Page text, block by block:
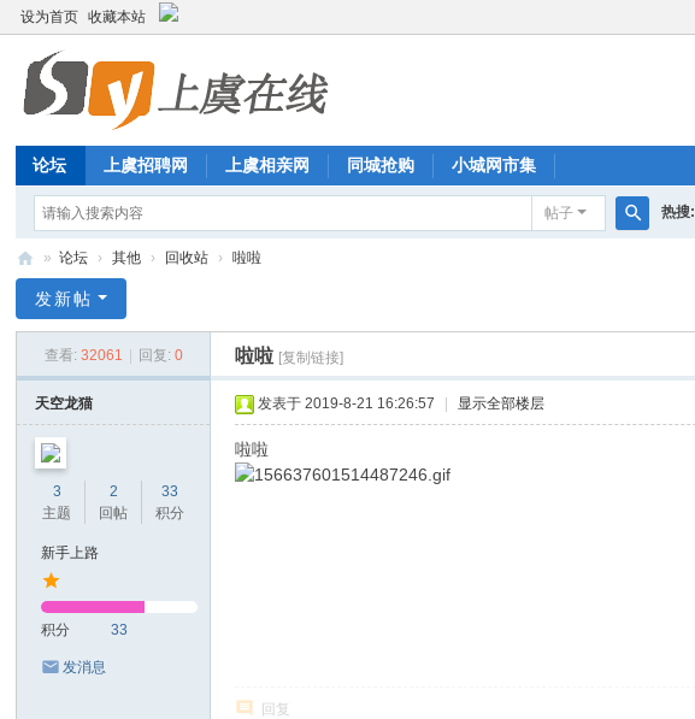
设为首页 收藏本站
论坛 上虞招聘网 上虞相亲网 同城抢购 小城网市集
帖子 热搜:
虞
» 论坛 › 其他 › 回收站 › 啦啦
发新帖
查看: 32061 回复: 0 啦啦 [复制链接]
天空龙猫
3
主题
2
回帖
33
积分
新手上路
积分 33
发消息
发表于 2019-8-21 16:26:57 显示全部楼层
啦啦
回复